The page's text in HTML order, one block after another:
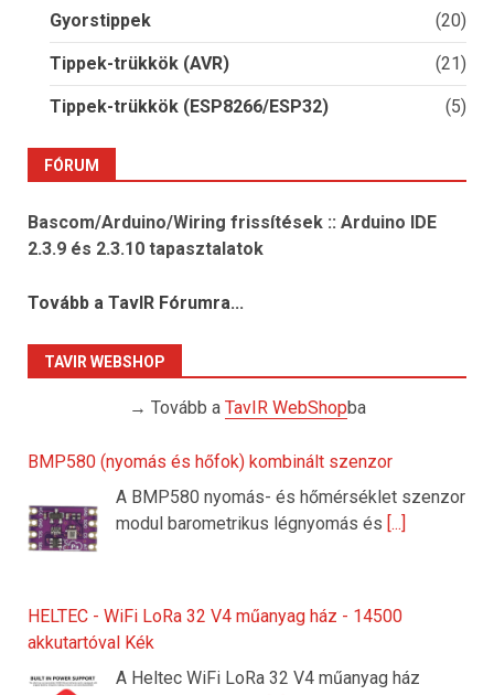
Gyorstippek
(20)
Tippek-trükkök (AVR) (21)
Tippek-trükkök (ESP8266/ESP32) (5)
FÓRUM
Bascom/Arduino/Wiring frissítések :: Arduino IDE
2.3.9 és 2.3.10 tapasztalatok
Tovább a TavIR Fórumra...
TAVIR WEBSHOP
→ Tovább a TavIR WebShopba
BMP580 (nyomás és hőfok) kombinált szenzor
A BMP580 nyomás- és hőmérséklet szenzor
modul barometrikus légnyomás és [...]
HELTEC - WiFi LoRa 32 V4 műanyag ház - 14500
akkutartóval Kék
A Heltec WiFi LoRa 32 V4 műanyag ház